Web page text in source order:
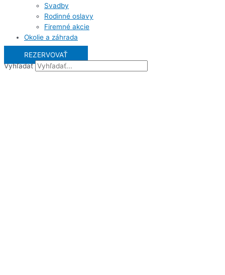
Svadby
Rodinné oslavy
Firemné akcie
Okolie a záhrada
REZERVOVAŤ
Vyhľadať